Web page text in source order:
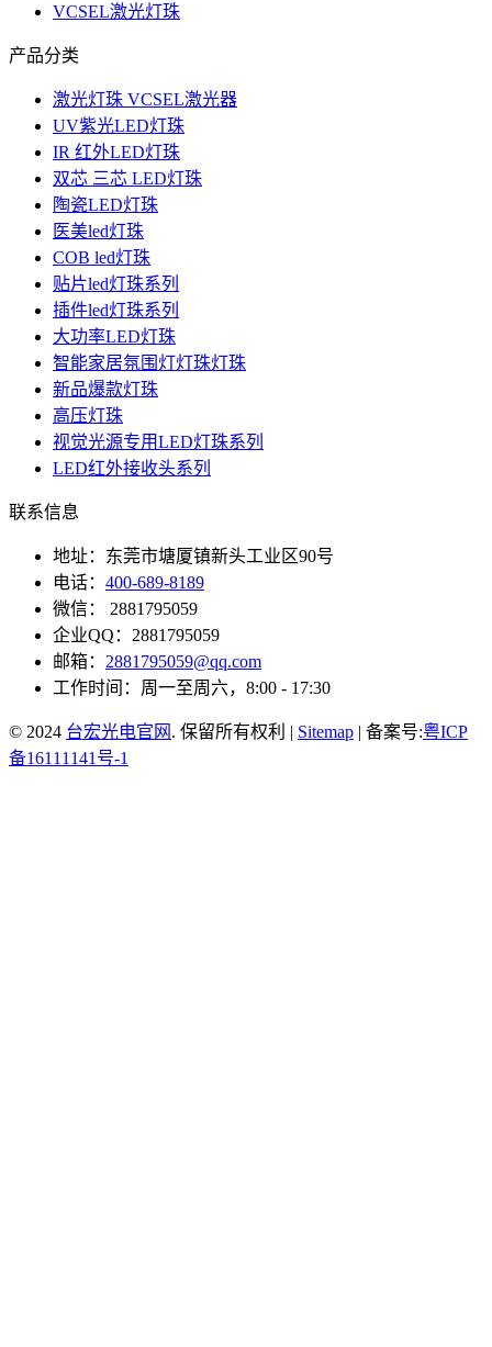
VCSEL激光灯珠
产品分类
激光灯珠 VCSEL激光器
UV紫光LED灯珠
IR 红外LED灯珠
双芯 三芯 LED灯珠
陶瓷LED灯珠
医美led灯珠
COB led灯珠
贴片led灯珠系列
插件led灯珠系列
大功率LED灯珠
智能家居氛围灯灯珠灯珠
新品爆款灯珠
高压灯珠
视觉光源专用LED灯珠系列
LED红外接收头系列
联系信息
地址：东莞市塘厦镇新头工业区90号
电话： 400-689-8189
微信： 2881795059
企业QQ：2881795059
邮箱： 2881795059@qq.com
工作时间：周一至周六，8:00 - 17:30
© 2024 台宏光电官网 . 保留所有权利 | Sitemap | 备案号:粤ICP
备16111141号-1